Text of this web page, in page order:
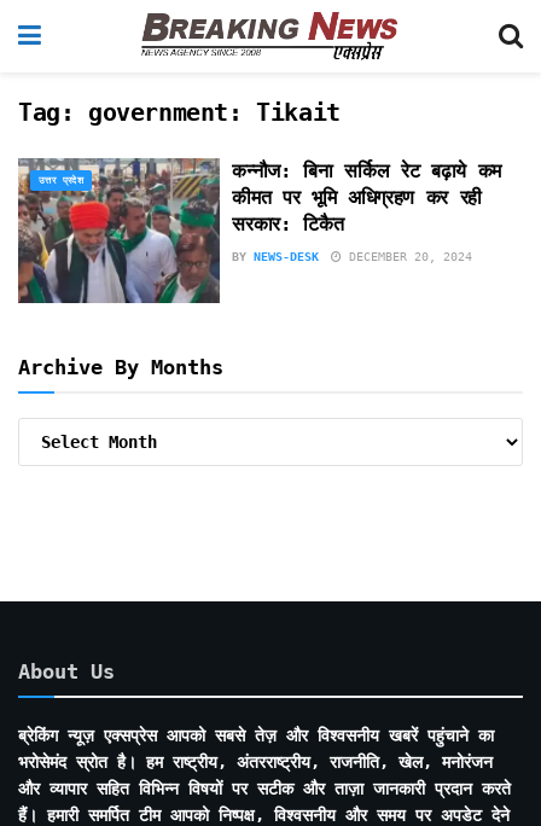
Tag: government: Tikait
उत्तर प्रदेश
कन्नौज: बिना सर्किल रेट बढ़ाये कम
कीमत पर भूमि अधिग्रहण कर रही
सरकार: टिकैत
BY NEWS-DESK DECEMBER 20, 2024
Archive By Months
About Us
ब्रेकिंग न्यूज़ एक्सप्रेस आपको सबसे तेज़ और विश्वसनीय खबरें पहुंचाने का
भरोसेमंद स्रोत है। हम राष्ट्रीय, अंतरराष्ट्रीय, राजनीति, खेल, मनोरंजन
और व्यापार सहित विभिन्न विषयों पर सटीक और ताज़ा जानकारी प्रदान करते
हैं। हमारी समर्पित टीम आपको निष्पक्ष, विश्वसनीय और समय पर अपडेट देने